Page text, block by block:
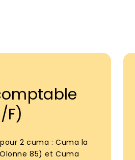
F)
2 cuma : Cuma la
85) et Cuma